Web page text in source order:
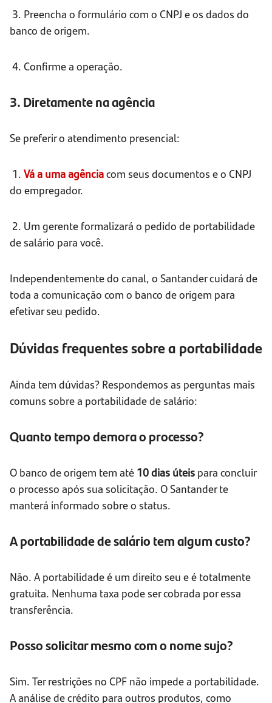
3. Preencha o formulário com o CNPJ e os dados do
banco de origem.
4. Confirme a operação.
3. Diretamente na agência
Se preferir o atendimento presencial:
1. Vá a uma agênciacom seus documentos e o CNPJ
do empregador.
2. Um gerente formalizará o pedido de portabilidade
de salário para você.
Independentemente do canal, o Santander cuidará de
toda a comunicação com o banco de origem para
efetivar seu pedido.
Dúvidas frequentes sobre a portabilidade
Ainda tem dúvidas? Respondemos as perguntas mais
comuns sobre a portabilidade de salário:
Quanto tempo demora o processo?
O banco de origem tem até 10 dias úteis para concluir
o processo após sua solicitação. O Santander te
manterá informado sobre o status.
A portabilidade de salário tem algum custo?
Não. A portabilidade é um direito seu e é totalmente
gratuita. Nenhuma taxa pode ser cobrada por essa
transferência.
Posso solicitar mesmo com o nome sujo?
Sim. Ter restrições no CPF não impede a portabilidade.
A análise de crédito para outros produtos, como